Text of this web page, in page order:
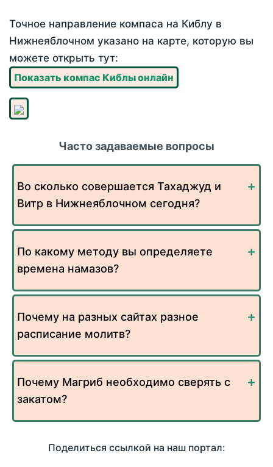
Точное направление компаса на Киблу в
Нижнеяблочном указано на карте, которую вы
можете открыть тут:
Показать компас Киблы онлайн
Часто задаваемые вопросы
Во сколько совершается Тахаджуд и
Витр в Нижнеяблочном сегодня?
По какому методу вы определяете
времена намазов?
Почему на разных сайтах разное
расписание молитв?
Почему Магриб необходимо сверять с
закатом?
Поделиться ссылкой на наш портал: